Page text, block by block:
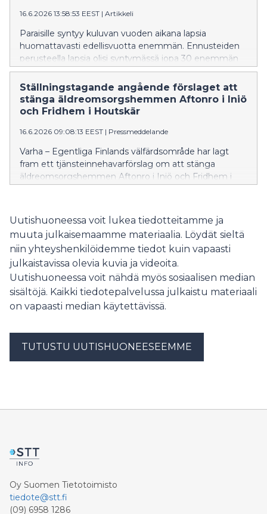
16.6.2026 13:58:53 EEST | Artikkeli
Paraisille syntyy kuluvan vuoden aikana lapsia
huomattavasti edellisvuotta enemmän. Ennusteiden
perusteella lapsia olisi syntymässä jopa 30 enemmän
kuin viime vuonna.
Ställningstagande angående förslaget att
stänga äldreomsorgshemmen Aftonro i Iniö
och Fridhem i Houtskär
16.6.2026 09:08:13 EEST | Pressmeddelande
Varha – Egentliga Finlands välfärdsområde har lagt
fram ett tjänsteinnehavarförslag om att stänga
äldreomsorgshemmen Aftonro i Iniö och Fridhem i
Uutishuoneessa voit lukea tiedotteitamme ja
muuta julkaisemaamme materiaalia. Löydät sieltä
niin yhteyshenkilöidemme tiedot kuin vapaasti
julkaistavissa olevia kuvia ja videoita.
Uutishuoneessa voit nähdä myös sosiaalisen median
sisältöjä. Kaikki tiedotepalvelussa julkaistu materiaali
on vapaasti median käytettävissä.
TUTUSTU UUTISHUONEESEEMME
Oy Suomen Tietotoimisto
tiedote@stt.fi
(09) 6958 1286